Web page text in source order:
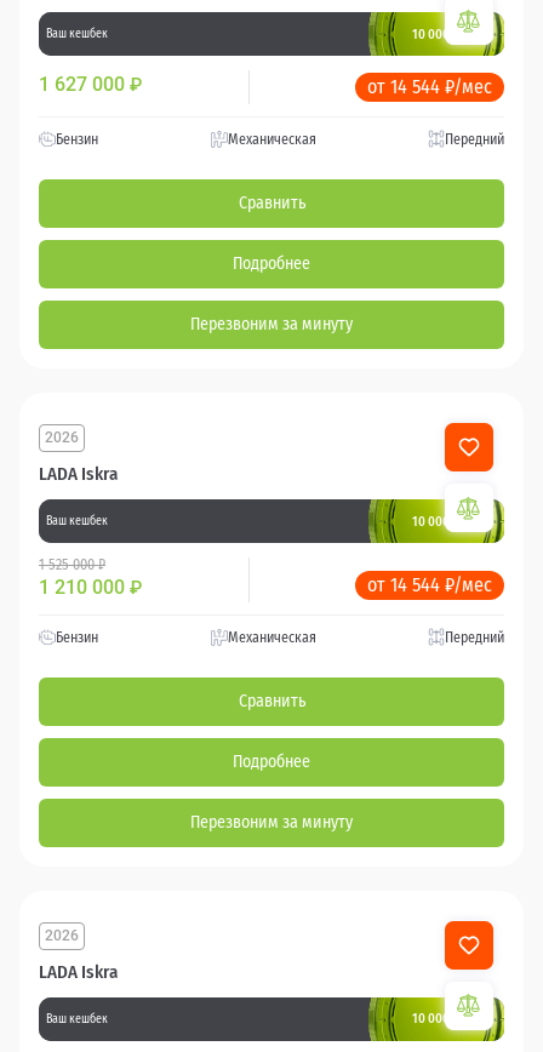
Ваш кешбек 10 000 баллов
1 627 000 ₽ от 14 544 ₽/мес
Бензин Механическая Передний
Сравнить
Подробнее
Перезвоним за минуту
LADA Iskra
2026
Ваш кешбек 10 000 баллов
1 525 000 ₽
1 210 000 ₽ от 14 544 ₽/мес
Бензин Механическая Передний
Сравнить
Подробнее
Перезвоним за минуту
LADA Iskra
2026
Ваш кешбек 10 000 баллов